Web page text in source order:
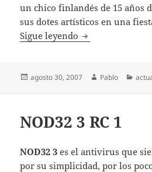
un chico finlandés de 15 años
sus dotes artísticos en una
Sigue leyendo No subirás un
Publicado
agosto 30, 2007 Autor
Pablo
NOD32 3 RC 1
NOD32 3 es el antivirus que
por su simplicidad, por los